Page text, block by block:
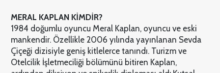
MERAL KAPLAN KİMDİR?
1984 doğumlu oyuncu Meral Kaplan, oyuncu ve eski
mankendir. Özellikle 2006 yılında yayınlanan Sevda
Çiçeği dizisiyle geniş kitlelerce tanındı. Turizm ve
Otelcilik İşletmeciliği bölümünü bitiren Kaplan,